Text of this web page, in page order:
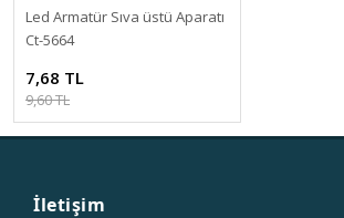
Led Armatür Sıva üstü Aparatı
Ct-5664
7,68 TL
9,60 TL
İletişim